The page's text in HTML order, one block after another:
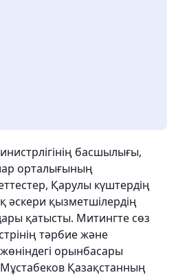
басшылығы,
орталығының
Қарулы күштердің
әскери қызметшілердің
қатысты. Митингте сөз
тәрбие және
орынбасары
Қазақстанның